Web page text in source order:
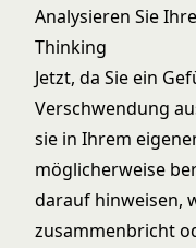
Analysieren Sie
Thinking
Jetzt, da Sie ein
Verschwendung
sie in Ihrem
möglicherweise
darauf hinweisen,
zusammenbricht